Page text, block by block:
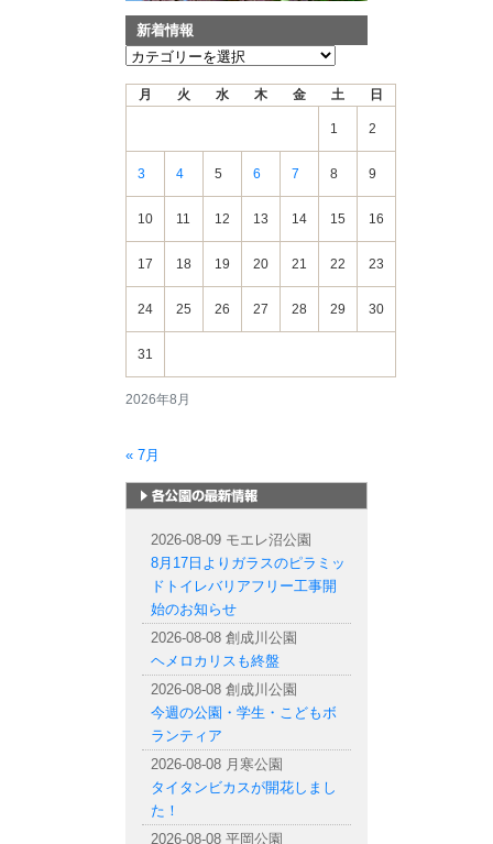
新着情報
新
2026年8月
月 火 水 木 金 土 日
1 2
3 4 5 6 7 8 9
10 11 12 13 14 15 16
17 18 19 20 21 22 23
24 25 26 27 28 29 30
31
« 7月
2026-08-09 モエレ沼公園
8月17日よりガラスのピラミッ
ドトイレバリアフリー工事開
始のお知らせ
2026-08-08 創成川公園
ヘメロカリスも終盤
2026-08-08 創成川公園
今週の公園・学生・こどもボ
ランティア
2026-08-08 月寒公園
タイタンビカスが開花しまし
た！
2026-08-08 平岡公園